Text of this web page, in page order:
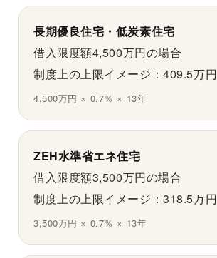
長期優良住宅・低炭素住宅
借入限度額4,500万円の場合
制度上の上限イメージ：409.5万円
4,500万円 × 0.7％ × 13年
ZEH水準省エネ住宅
借入限度額3,500万円の場合
制度上の上限イメージ：318.5万円
3,500万円 × 0.7％ × 13年